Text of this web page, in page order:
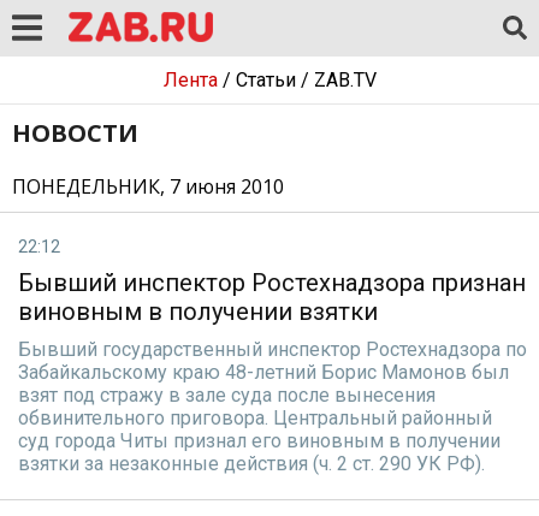
Лента/ Статьи/ ZAB.TV
НОВОСТИ
ПОНЕДЕЛЬНИК, 7 июня 2010
22:12
Бывший инспектор Ростехнадзора признан
виновным в получении взятки
Бывший государственный инспектор Ростехнадзора по
Забайкальскому краю 48-летний Борис Мамонов был
взят под стражу в зале суда после вынесения
обвинительного приговора. Центральный районный
суд города Читы признал его виновным в получении
взятки за незаконные действия (ч. 2 ст. 290 УК РФ).